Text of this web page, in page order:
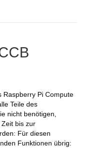
Raspberry Pi Compute
Teile des
nicht benötigen,
bis zur
Für diesen
Funktionen übrig: